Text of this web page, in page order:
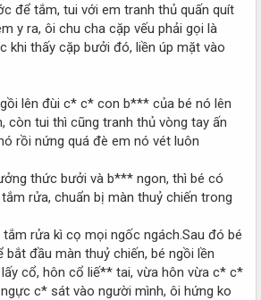
để tắm, tui với em tranh thủ quấn quít
y ra, ôi chu cha cặp vếu phải gọi là
khi thấy cặp bưởi đó, liền úp mặt vào
lên đùi c* c* con b*** của bé nó lên
còn tui thì cũng tranh thủ vòng tay ấn
rồi nứng quá đè em nó vét luôn
thức bưởi và b*** ngon, thì bé có
rửa, chuẩn bị màn thuỷ chiến trong
tắm rửa kì cọ mọi ngốc ngách.Sau đó bé
đầu màn thuỷ chiến, bé ngồi lền
cổ, hôn cổ liế** tai, vừa hôn vừa c* c*
c* sát vào người mình, ôi hứng ko